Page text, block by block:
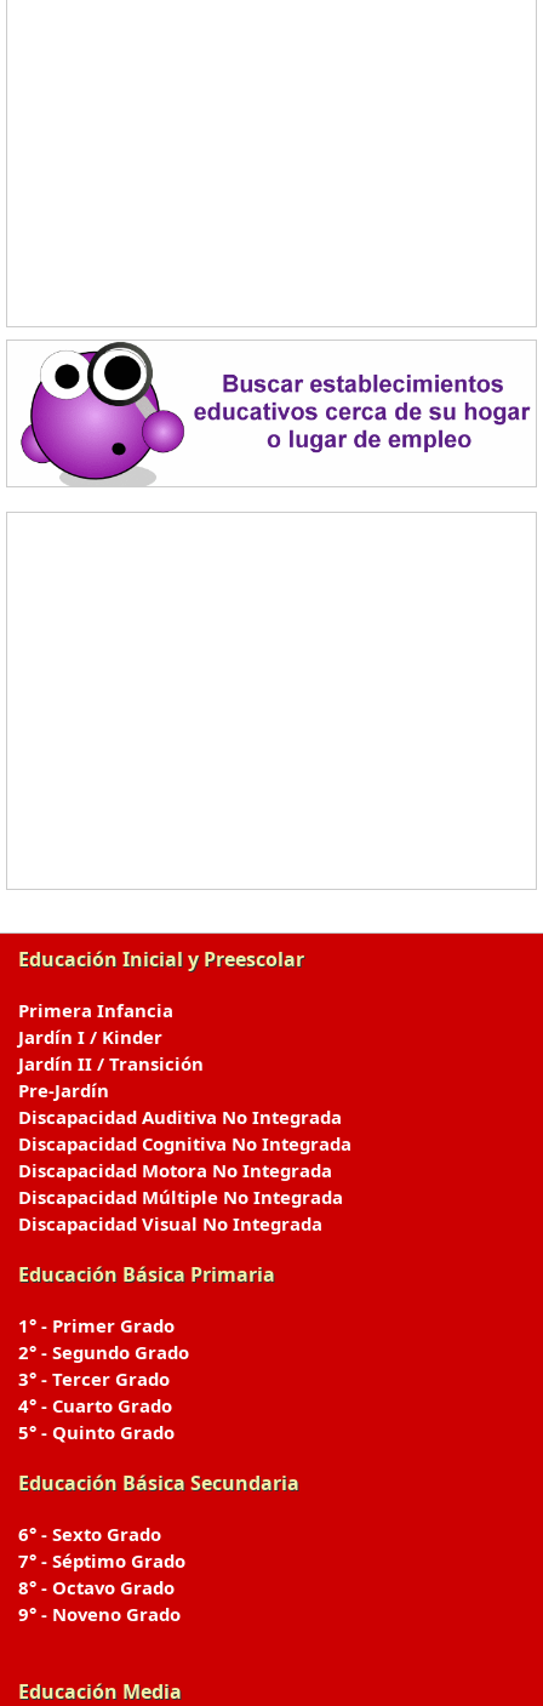
Educación Inicial y Preescolar
Primera Infancia
Jardín I / Kinder
Jardín II / Transición
Pre-Jardín
Discapacidad Auditiva No Integrada
Discapacidad Cognitiva No Integrada
Discapacidad Motora No Integrada
Discapacidad Múltiple No Integrada
Discapacidad Visual No Integrada
Educación Básica Primaria
1° - Primer Grado
2° - Segundo Grado
3° - Tercer Grado
4° - Cuarto Grado
5° - Quinto Grado
Educación Básica Secundaria
6° - Sexto Grado
7° - Séptimo Grado
8° - Octavo Grado
9° - Noveno Grado
Educación Media